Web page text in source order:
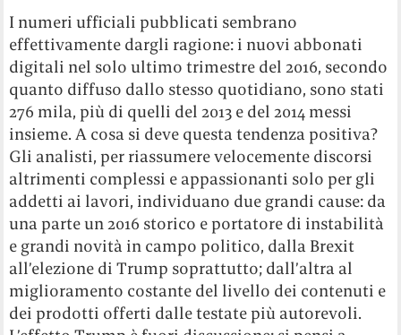
I numeri ufficiali pubblicati sembrano
effettivamente dargli ragione: i nuovi abbonati
digitali nel solo ultimo trimestre del 2016, secondo
quanto diffuso dallo stesso quotidiano, sono stati
276 mila, più di quelli del 2013 e del 2014 messi
insieme. A cosa si deve questa tendenza positiva?
Gli analisti, per riassumere velocemente discorsi
altrimenti complessi e appassionanti solo per gli
addetti ai lavori, individuano due grandi cause: da
una parte un 2016 storico e portatore di instabilità
e grandi novità in campo politico, dalla Brexit
all’elezione di Trump soprattutto; dall’altra al
miglioramento costante del livello dei contenuti e
dei prodotti offerti dalle testate più autorevoli.